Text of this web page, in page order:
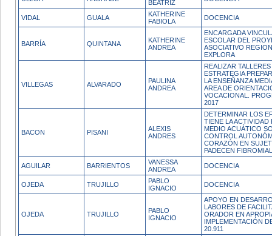
BEATRIZ
VIDAL GUALA
KATHERINE
FABIOLA
DOCENCIA
BARRÍA QUINTANA
KATHERINE
ANDREA
ENCARGADA
ESCOLAR DEL
ASOCIATIVO
EXPLORA
VILLEGAS ALVARADO
PAULINA
ANDREA
REALIZAR
ESTRATEGIA
LA ENSEÑANZA
AREA DE
VOCACIONAL.
2017
BACON PISANI
ALEXIS
ANDRES
DETERMINAR LOS
TIENE LA ACTIVIDAD
MEDIO ACUÁTICO
CONTROL
CORAZÓN EN
PADECEN
AGUILAR BARRIENTOS
VANESSA
ANDREA
DOCENCIA
OJEDA TRUJILLO
PABLO
IGNACIO
DOCENCIA
OJEDA TRUJILLO
PABLO
IGNACIO
APOYO EN
LABORES DE
ORADOR EN
IMPLEMENTACIÓN
20.911